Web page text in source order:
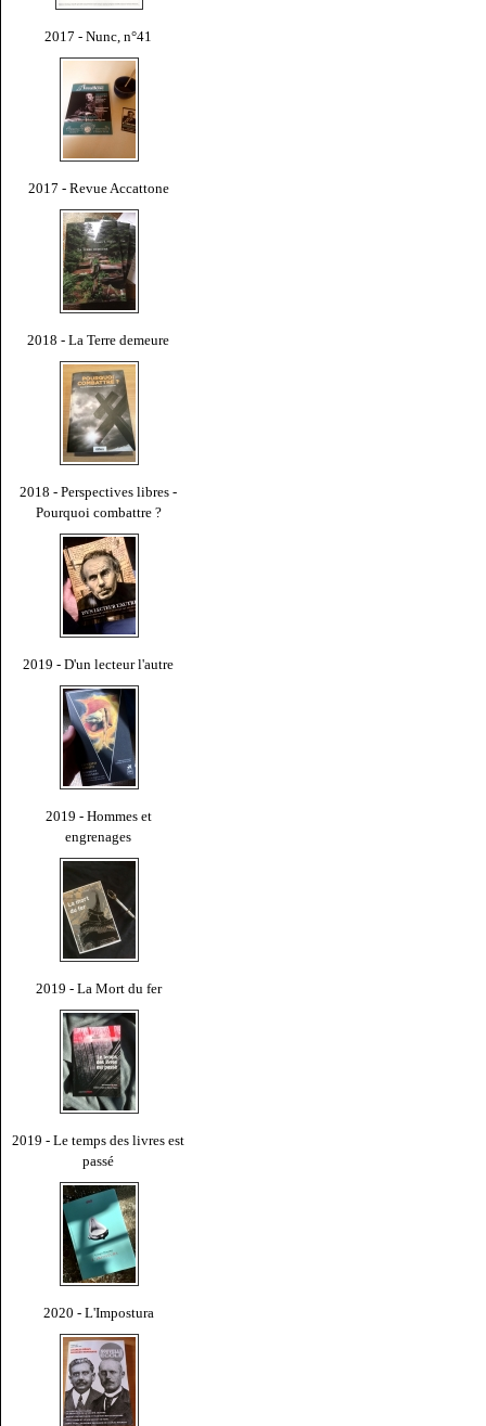
2017 - Nunc, n°41
2017 - Revue Accattone
2018 - La Terre demeure
2018 - Perspectives libres -
Pourquoi combattre ?
2019 - D'un lecteur l'autre
2019 - Hommes et
engrenages
2019 - La Mort du fer
2019 - Le temps des livres est
passé
2020 - L'Impostura